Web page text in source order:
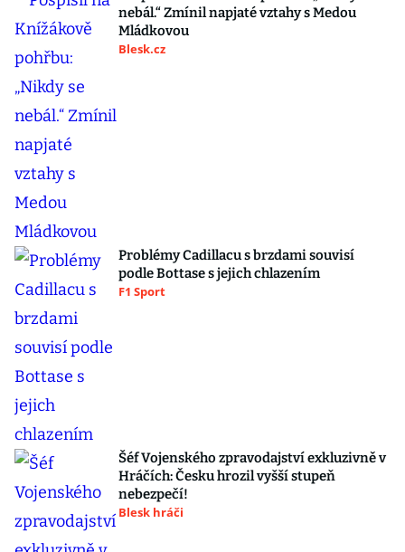
nebál.“ Zmínil napjaté vztahy s Medou
Mládkovou
Blesk.cz
Problémy Cadillacu s brzdami souvisí
podle Bottase s jejich chlazením
F1 Sport
Šéf Vojenského zpravodajství exkluzivně v
Hráčích: Česku hrozil vyšší stupeň
nebezpečí!
Blesk hráči